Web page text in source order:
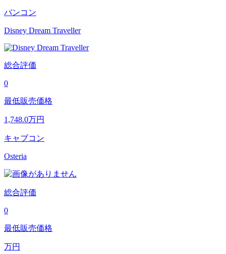
バンコン
Disney Dream Traveller
総合評価
0
最低販売価格
1,748.0万円
キャブコン
Osteria
総合評価
0
最低販売価格
万円